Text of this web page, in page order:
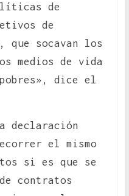
de
de
socavan los
medios de vida
dice el
declaración
el mismo
si es que se
contratos